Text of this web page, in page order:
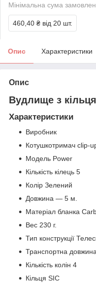
Мінімальна сума
460,40 ₴ від 20 шт.
Опис Характеристики
Опис
Вудлище з
Характеристики
Виробник
Котушкотримач clip-
Модель Power
Кількість кілець 5
Колір Зелений
Довжина — 5 м.
Матеріал бланка
Вес 230 г.
Тип конструкції
Транспортна
Кількість колін 4
Кільця SIC